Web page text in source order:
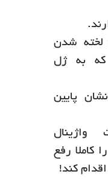
لخته شدن
که به ژل
پایین
واژینال
کاملا رفع
کند!